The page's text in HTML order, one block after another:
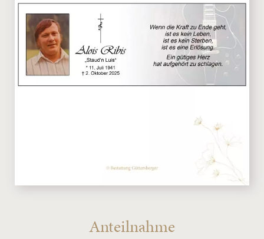
Anteilnahme